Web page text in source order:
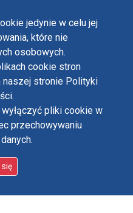
jedynie w celu jej
które nie
osobowych.
cookie stron
naszej stronie Polityki
pliki cookie w
przechowywaniu